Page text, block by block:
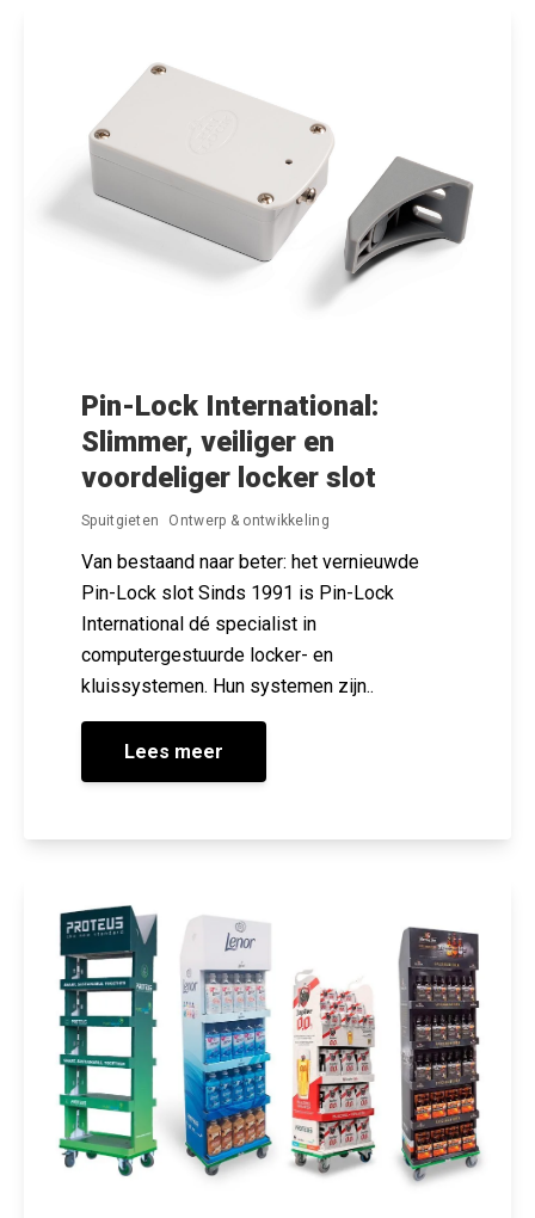
Pin-Lock International:
Slimmer, veiliger en
voordeliger locker slot
Spuitgieten Ontwerp & ontwikkeling
Van bestaand naar beter: het vernieuwde
Pin-Lock slot Sinds 1991 is Pin-Lock
International dé specialist in
computergestuurde locker- en
kluissystemen. Hun systemen zijn..
Lees meer